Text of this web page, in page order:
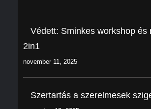
Védett: Sminkes workshop és
2in1
november 11, 2025
Szertartás a szerelmesek